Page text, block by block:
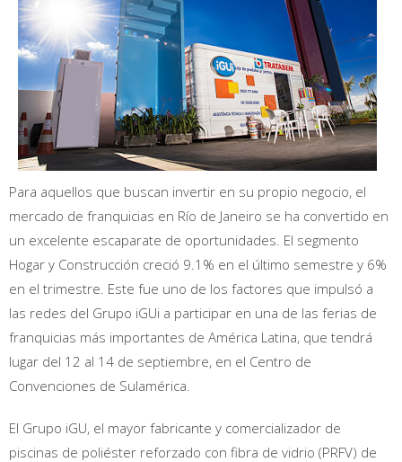
Para aquellos que buscan invertir en su propio negocio, el
mercado de franquicias en Río de Janeiro se ha convertido en
un excelente escaparate de oportunidades. El segmento
Hogar y Construcción creció 9.1% en el último semestre y 6%
en el trimestre. Este fue uno de los factores que impulsó a
las redes del Grupo iGUi a participar en una de las ferias de
franquicias más importantes de América Latina, que tendrá
lugar del 12 al 14 de septiembre, en el Centro de
Convenciones de Sulamérica.
El Grupo iGU, el mayor fabricante y comercializador de
piscinas de poliéster reforzado con fibra de vidrio (PRFV) de